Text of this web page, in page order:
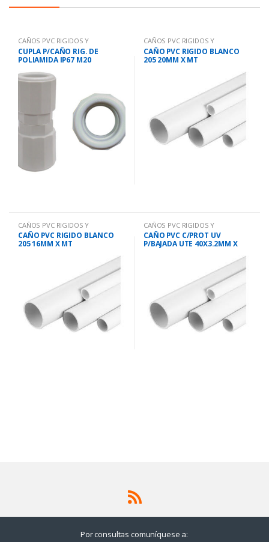
CAÑOS PVC RIGIDOS Y
ACCESORIOS
CUPLA P/CAÑO RIG. DE
POLIAMIDA IP67 M20
CAÑOS PVC RIGIDOS Y
ACCESORIOS
CAÑO PVC RIGIDO BLANCO
205 20MM X MT
CAÑOS PVC RIGIDOS Y
ACCESORIOS
CAÑO PVC RIGIDO BLANCO
205 16MM X MT
CAÑOS PVC RIGIDOS Y
ACCESORIOS
CAÑO PVC C/PROT UV
P/BAJADA UTE 40X3.2MM X
Por consultas comuníquese a: